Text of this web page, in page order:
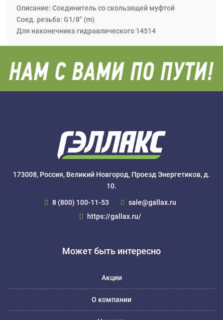
Описание: Соединитель со скользящей муфтой
Соед. резьба: G1/8" (m)
Для наконечника гидравлического 14514
173008, Россия, Великий Новгород, Проезд Энергетиков, д.
10.
8 (800) 100-11-53
sale@gallax.ru
https://gallax.ru/
Может быть интересно
Акции
О компании